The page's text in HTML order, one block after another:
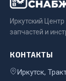
Двигатель
Система
Иркутский
запчастей и
КОНТАКТЫ
Иркутск,